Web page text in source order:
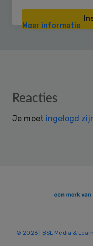
Meer informatie
Reader
Reacties
Je moet ingelogd
© 2026 | BSL Media &